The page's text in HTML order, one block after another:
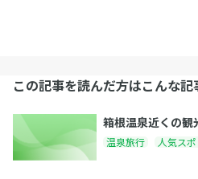
この記事を読んだ方はこんな
箱根温泉近くの観
温泉旅行 人気ス